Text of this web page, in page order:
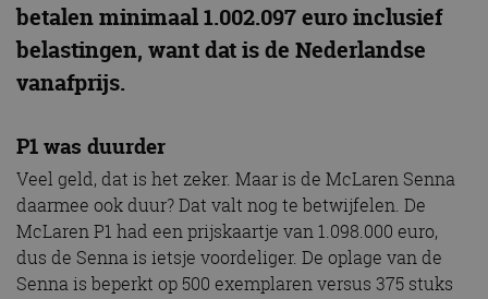
betalen minimaal 1.002.097 euro inclusief
belastingen, want dat is de Nederlandse
vanafprijs.
P1 was duurder
Veel geld, dat is het zeker. Maar is de McLaren Senna
daarmee ook duur? Dat valt nog te betwijfelen. De
McLaren P1 had een prijskaartje van 1.098.000 euro,
dus de Senna is ietsje voordeliger. De oplage van de
Senna is beperkt op 500 exemplaren versus 375 stuks